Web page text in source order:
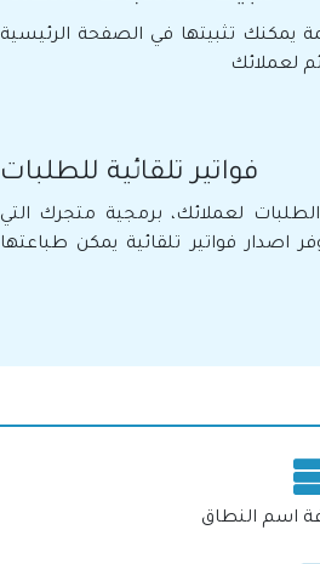
يمكنك تثبيتها في الصفحة الرئيسية
لعملائك
فواتير تلقائية للطلبات
لعملائك، برمجية متجرك التي
اصدار فواتير تلقائية يمكن طباعتها
اسم النطاق